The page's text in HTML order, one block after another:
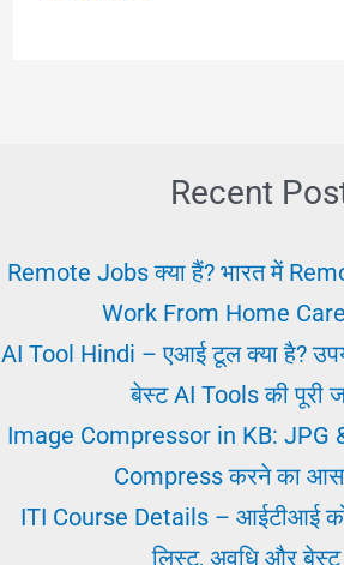
PDF
Online
Free
&
Guide)
Recent
Remote Jobs क्या हैं? भारत में
Work From Home
AI Tool Hindi – एआई टूल क्या है?
बेस्ट AI Tools की पूरी
Image Compressor in KB: JPG
Compress करने का
ITI Course Details – आईटीआई
लिस्ट, अवधि और